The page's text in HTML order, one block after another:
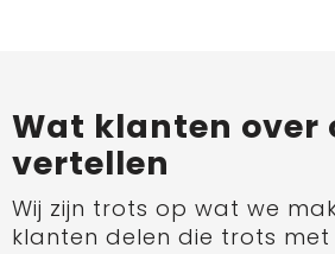
Wat klanten over
vertellen
Wij zijn trots op wat we
klanten delen die trots met